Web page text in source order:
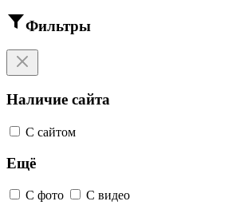
Фильтры
Наличие сайта
С сайтом
Ещё
С фото С видео